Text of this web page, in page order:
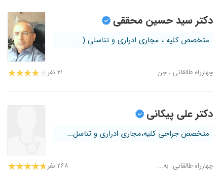
دکتر سید حسین محققی
متخصص کلیه ، مجاری ادراری و تناسلی ( ...
چهارراه طالقانی ، جن... ۲۱ نفر
دکتر علی پیکانی
متخصص جراحی کلیه،مجاری ادراری و تناسل...
چهارراه طالقانی- به... ۲۶۸ نفر